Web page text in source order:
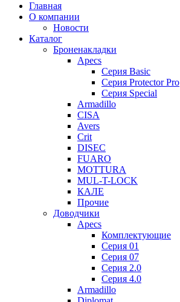
Главная
О компании
Новости
Каталог
Броненакладки
Apecs
Серия Basic
Серия Protector Pro
Серия Special
Armadillo
CISA
Avers
Crit
DISEC
FUARO
MOTTURA
MUL-T-LOCK
КАЛЕ
Прочие
Доводчики
Apecs
Комплектующие
Серия 01
Серия 07
Серия 2.0
Серия 4.0
Armadillo